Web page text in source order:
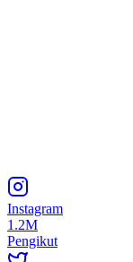
Instagram
1.2M
Pengikut